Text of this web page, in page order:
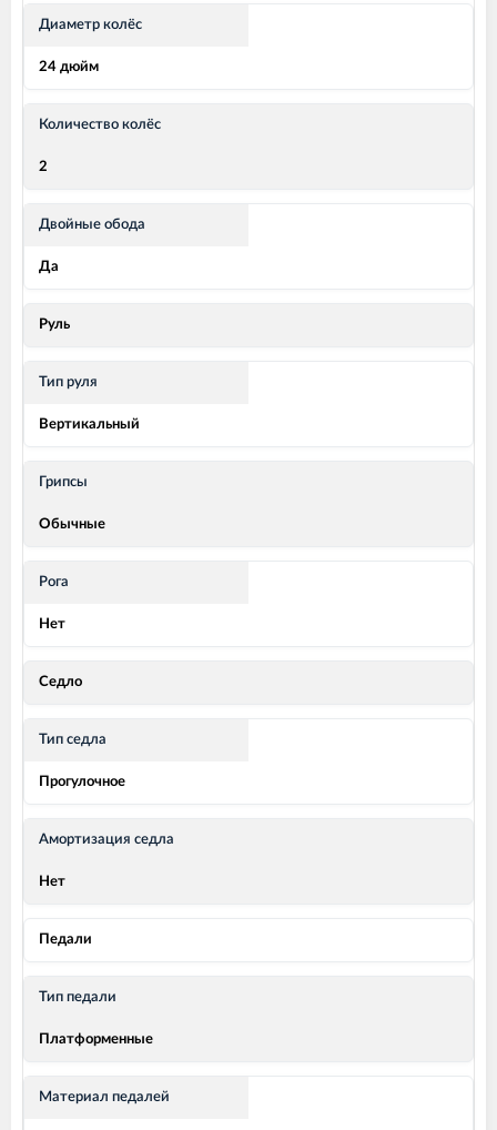
Диаметр колёс
24 дюйм
Количество колёс
2
Двойные обода
Да
Руль
Тип руля
Вертикальный
Грипсы
Обычные
Рога
Нет
Седло
Тип седла
Прогулочное
Амортизация седла
Нет
Педали
Тип педали
Платформенные
Материал педалей